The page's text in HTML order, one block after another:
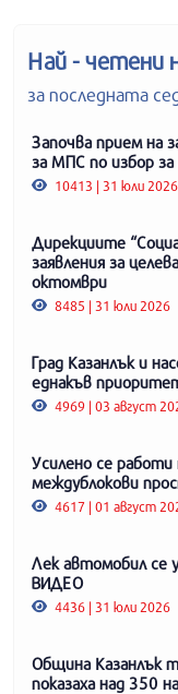
Най - четени
за последната
Започва прием на
за МПС по избор
10413 | 31 юли 2026
Дирекциите
заявления за
октомври
8485 | 31 юли 2026
Град Казанлък и
еднакъв
4969 | 03 август
Усилено се
междублокови
4617 | 01 август
Лек автомобил се
ВИДЕО
4436 | 31 юли 2026
Община Казанлък
показаха над 350